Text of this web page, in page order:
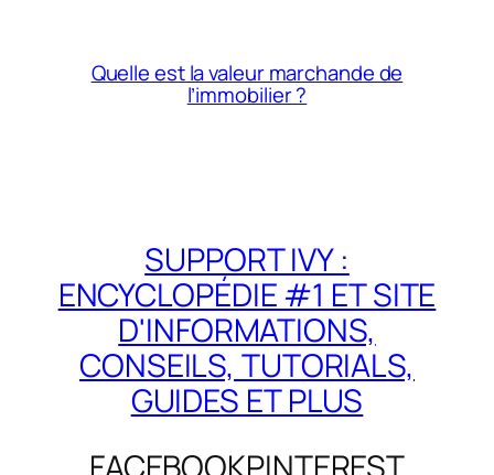
Quelle est la valeur marchande de
l’immobilier ?
SUPPORT IVY :
ENCYCLOPÉDIE #1 ET SITE
D'INFORMATIONS,
CONSEILS, TUTORIALS,
GUIDES ET PLUS